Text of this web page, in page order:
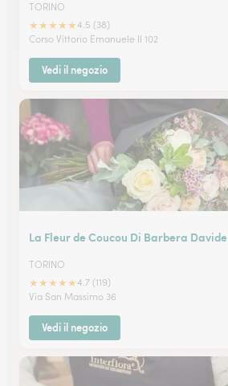
TORINO
★★★★★4.5 (38)
Corso Vittorio Emanuele II 102
Vedi il negozio
La Fleur de Coucou Di Barbera Davide
TORINO
★★★★★4.7 (119)
Via San Massimo 36
Vedi il negozio